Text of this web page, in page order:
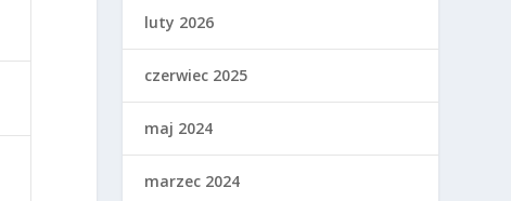
luty 2026
czerwiec 2025
maj 2024
marzec 2024